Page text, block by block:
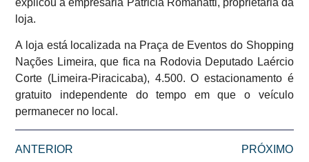
loja.
A loja está localizada na Praça de Eventos do Shopping
Nações Limeira, que fica na Rodovia Deputado Laércio
Corte (Limeira-Piracicaba), 4.500. O estacionamento é
gratuito independente do tempo em que o veículo
permanecer no local.
ANTERIOR PRÓXIMO